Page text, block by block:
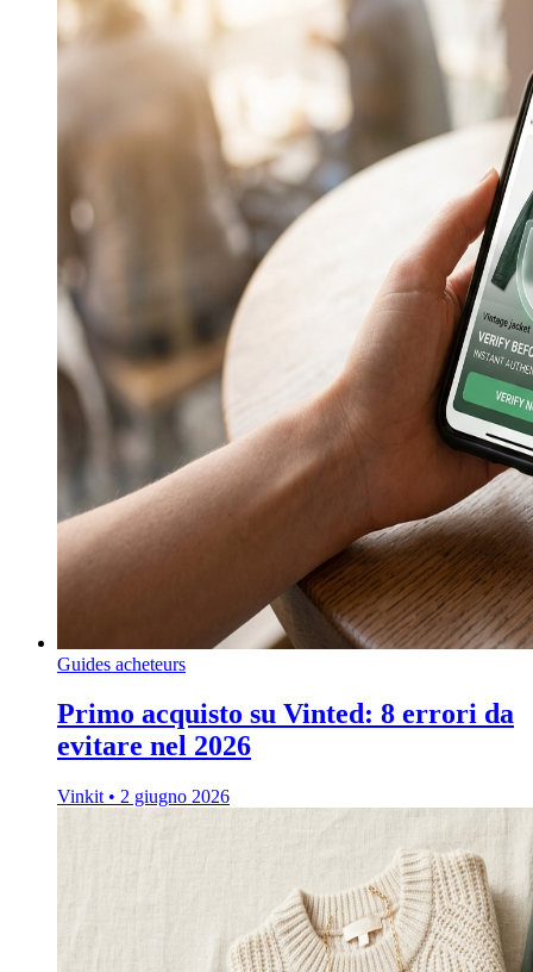
Guides acheteurs
Primo acquisto su Vinted: 8 errori da
evitare nel 2026
Vinkit • 2 giugno 2026